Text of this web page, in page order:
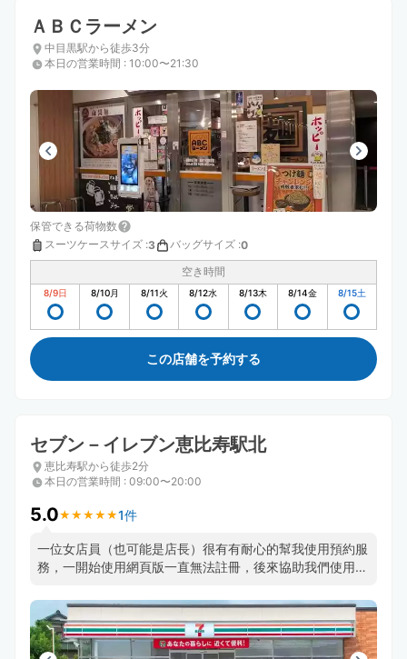
ＡＢＣラーメン
中目黒駅から徒歩3分
本日の営業時間 : 10:00〜21:30
保管できる荷物数
スーツケースサイズ :3 バッグサイズ :0
空き時間
8/9日 8/10月 8/11火 8/12水 8/13木 8/14金 8/15土
この店舗を予約する
セブン－イレブン恵比寿駅北
恵比寿駅から徒歩2分
本日の営業時間 : 09:00〜20:00
5.0★ ★ ★ ★ ★
★ ★ ★ ★ ★1件
一位女店員（也可能是店長）很有有耐心的幫我使用預約服
務，一開始使用網頁版一直無法註冊，後來協助我們使用